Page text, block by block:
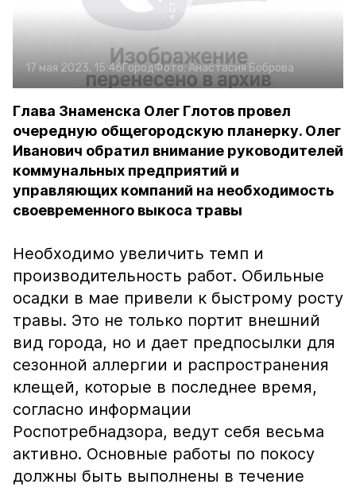
17 мая 2023, 15:46ГородФото:Анастасия Боброва
Глава Знаменска Олег Глотов провел
очередную общегородскую планерку. Олег
Иванович обратил внимание руководителей
коммунальных предприятий и
управляющих компаний на необходимость
своевременного выкоса травы
Необходимо увеличить темп и
производительность работ. Обильные
осадки в мае привели к быстрому росту
травы. Это не только портит внешний
вид города, но и дает предпосылки для
сезонной аллергии и распространения
клещей, которые в последнее время,
согласно информации
Роспотребнадзора, ведут себя весьма
активно. Основные работы по покосу
должны быть выполнены в течение